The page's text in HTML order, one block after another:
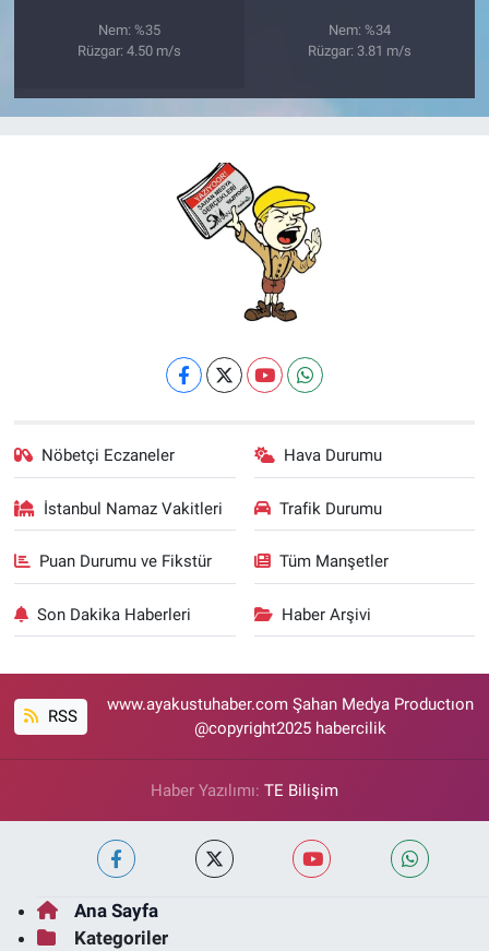
Nem: %35
Rüzgar: 4.50 m/s
Nem: %34
Rüzgar: 3.81 m/s
Nöbetçi Eczaneler Hava Durumu
İstanbul Namaz Vakitleri Trafik Durumu
Puan Durumu ve Fikstür Tüm Manşetler
Son Dakika Haberleri Haber Arşivi
RSS
www.ayakustuhaber.com Şahan Medya Productıon
@copyright2025 habercilik
Haber Yazılımı: TE Bilişim
Ana Sayfa
Kategoriler